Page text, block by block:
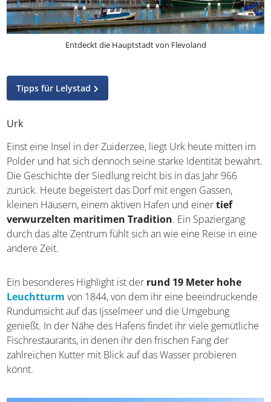
Entdeckt die Hauptstadt von Flevoland
Tipps für Lelystad
Urk
Einst eine Insel in der Zuiderzee, liegt Urk heute mitten im
Polder und hat sich dennoch seine starke Identität bewahrt.
Die Geschichte der Siedlung reicht bis in das Jahr 966
zurück. Heute begeistert das Dorf mit engen Gassen,
kleinen Häusern, einem aktiven Hafen und einertief
verwurzelten maritimen Tradition. Ein Spaziergang
durch das alte Zentrum fühlt sich an wie eine Reise in eine
andere Zeit.
Ein besonderes Highlight ist der rund 19 Meter hohe
Leuchtturm von 1844, von dem ihr eine beeindruckende
Rundumsicht auf das Ijsselmeer und die Umgebung
genießt. In der Nähe des Hafens findet ihr viele gemütliche
Fischrestaurants, in denen ihr den frischen Fang der
zahlreichen Kutter mit Blick auf das Wasser probieren
könnt.